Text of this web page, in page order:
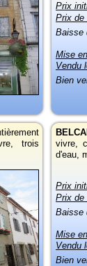
Prix
Prix de
Baisse
Mise
Vendu
Bien
trois
vivre,
d'eau,
Prix
Prix de
Baisse
Mise
Vendu
Bien